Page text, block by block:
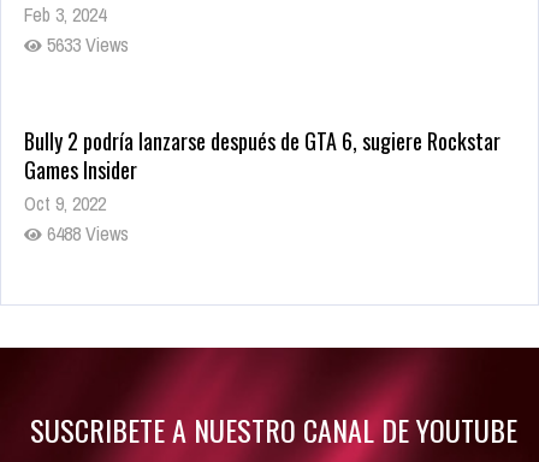
Feb 3, 2024
5633 Views
Bully 2 podría lanzarse después de GTA 6, sugiere Rockstar
Games Insider
Oct 9, 2022
6488 Views
Rumor: Se filtran los primeros detalles de Resident Evil 9
SUSCRIBETE A NUESTRO CANAL DE YOUTUBE